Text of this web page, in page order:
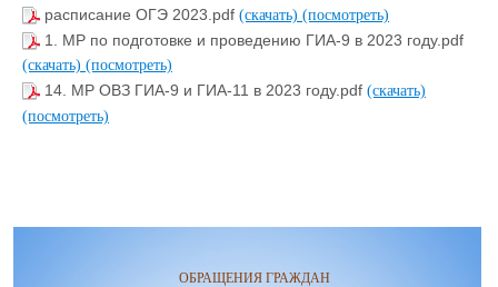
расписание ОГЭ 2023.pdf (скачать) (посмотреть)
1. МР по подготовке и проведению ГИА-9 в 2023 году.pdf
(скачать) (посмотреть)
14. МР ОВЗ ГИА-9 и ГИА-11 в 2023 году.pdf (скачать)
(посмотреть)
ОБРАЩЕНИЯ ГРАЖДАН